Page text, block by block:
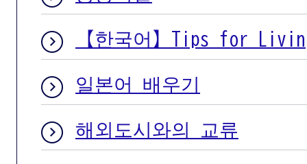
【한국어】Tips for
일본어 배우기
해외도시와의 교류